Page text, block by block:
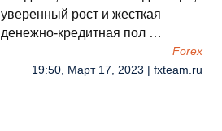
уверенный рост и жесткая
денежно-кредитная пол …
Forex
19:50, Март 17, 2023 | fxteam.ru